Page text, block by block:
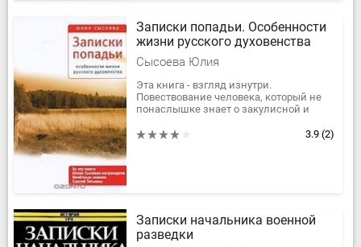
Записки попадьи. Особенности
жизни русского духовенства
Сысоева Юлия
Эта книга - взгляд изнутри.
Повествование человека, который не
понаслышке знает о закулисной и
духовного сословия. Правда и ничего
3.9 (2)
Записки начальника военной
разведки